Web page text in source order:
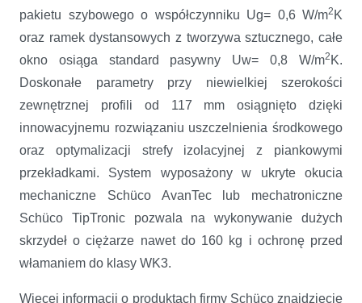
pakietu szybowego o współczynniku Ug= 0,6 W/m2 K
oraz ramek dystansowych z tworzywa sztucznego, całe
okno osiąga standard pasywny Uw= 0,8 W/m2 K.
Doskonałe parametry przy niewielkiej szerokości
zewnętrznej profili od 117 mm osiągnięto dzięki
innowacyjnemu rozwiązaniu uszczelnienia środkowego
oraz optymalizacji strefy izolacyjnej z piankowymi
przekładkami. System wyposażony w ukryte okucia
mechaniczne Schüco AvanTec lub mechatroniczne
Schüco TipTronic pozwala na wykonywanie dużych
skrzydeł o ciężarze nawet do 160 kg i ochronę przed
włamaniem do klasy WK3.
Więcej informacji o produktach firmy Schüco znajdziecie